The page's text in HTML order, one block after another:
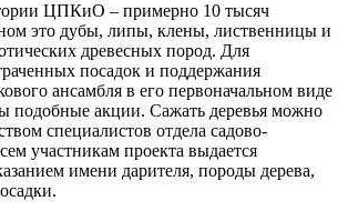
ЦПКиО – примерно 10 тысяч
это дубы, липы, клены, лиственницы и
древесных пород. Для
посадок и поддержания
ансамбля в его первоначальном виде
подобные акции. Сажать деревья можно
специалистов отдела садово-
участникам проекта выдается
имени дарителя, породы дерева,